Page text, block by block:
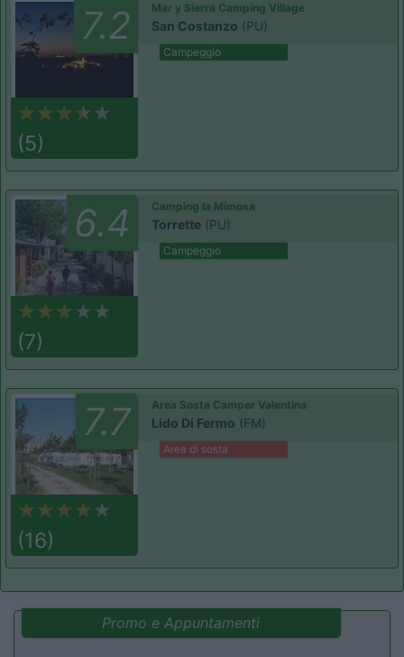
7.2
(5)
Mar y Sierra Camping Village
San Costanzo (PU)
Campeggio
6.4
(7)
Camping la Mimosa
Torrette (PU)
Campeggio
7.7
(16)
Area Sosta Camper Valentina
Lido Di Fermo (FM)
Area di sosta
Promo e Appuntamenti